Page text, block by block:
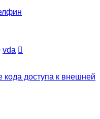
vda
кода доступа к внешней